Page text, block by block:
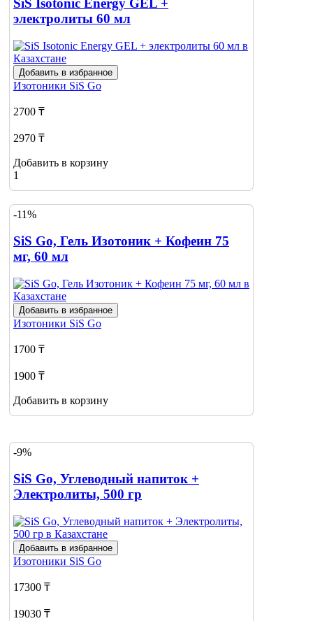
SiS Isotonic Energy GEL +
электролиты 60 мл
Добавить в избранное
Изотоники SiS Go
2700 ₸
2970 ₸
Добавить в корзину
1
-11%
SiS Go, Гель Изотоник + Кофеин 75
мг, 60 мл
Добавить в избранное
Изотоники SiS Go
1700 ₸
1900 ₸
Добавить в корзину
-9%
SiS Go, Углеводный напиток +
Электролиты, 500 гр
Добавить в избранное
Изотоники SiS Go
17300 ₸
19030 ₸